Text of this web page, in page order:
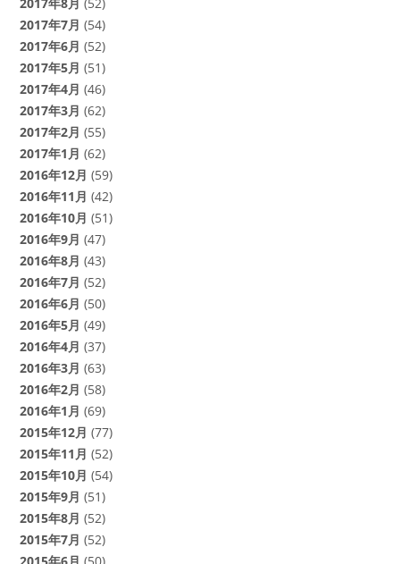
2017年8月 (52)
2017年7月 (54)
2017年6月 (52)
2017年5月 (51)
2017年4月 (46)
2017年3月 (62)
2017年2月 (55)
2017年1月 (62)
2016年12月 (59)
2016年11月 (42)
2016年10月 (51)
2016年9月 (47)
2016年8月 (43)
2016年7月 (52)
2016年6月 (50)
2016年5月 (49)
2016年4月 (37)
2016年3月 (63)
2016年2月 (58)
2016年1月 (69)
2015年12月 (77)
2015年11月 (52)
2015年10月 (54)
2015年9月 (51)
2015年8月 (52)
2015年7月 (52)